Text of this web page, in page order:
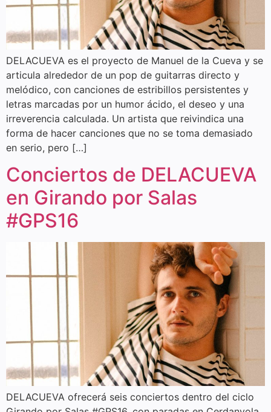
DELACUEVA es el proyecto de Manuel de la Cueva y se
articula alrededor de un pop de guitarras directo y
melódico, con canciones de estribillos persistentes y
letras marcadas por un humor ácido, el deseo y una
irreverencia calculada. Un artista que reivindica una
forma de hacer canciones que no se toma demasiado
en serio, pero […]
Conciertos de DELACUEVA
en Girando por Salas
#GPS16
DELACUEVA ofrecerá seis conciertos dentro del ciclo